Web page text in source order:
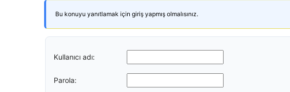
Bu konuyu yanıtlamak için giriş yapmış olmalısınız.
Kullanıcı adı:
Parola: